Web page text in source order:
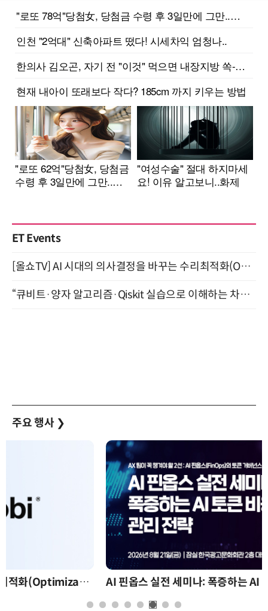
ET Events
[올쇼TV] AI 시대의 의사결정을 바꾸는 수리최적화(Optimization) 소개 (8/20 생방송)
“큐비트·양자 알고리즘·Qiskit 실습으로 이해하는 차세대 컴퓨팅” (8/28)
주요 행사 ❯
AI 핀옵스 실전 세미나: 폭증하는 AI 토큰 비용 관리 전략